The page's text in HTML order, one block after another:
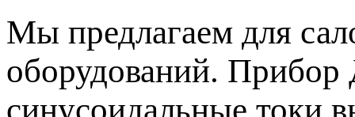
Мы предлагаем для
оборудований. Прибор
синусоидальные токи